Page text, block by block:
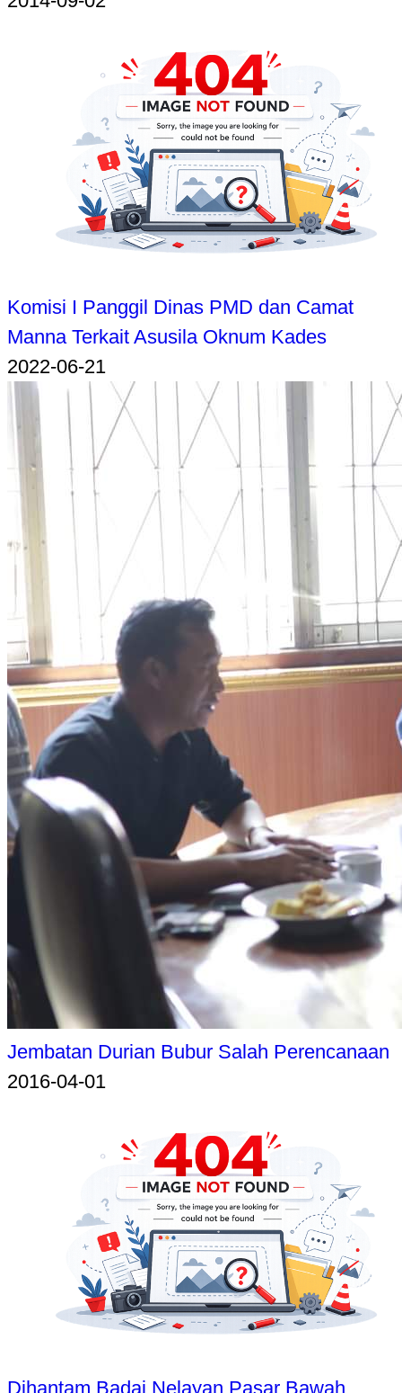
Komisi I Panggil Dinas PMD dan Camat
Manna Terkait Asusila Oknum Kades
2022-06-21
Jembatan Durian Bubur Salah Perencanaan
2016-04-01
Dihantam Badai Nelayan Pasar Bawah